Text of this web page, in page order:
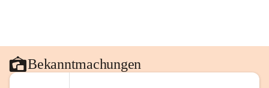
Bekanntmachungen